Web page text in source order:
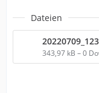
Dateien
343,97 kB – 0